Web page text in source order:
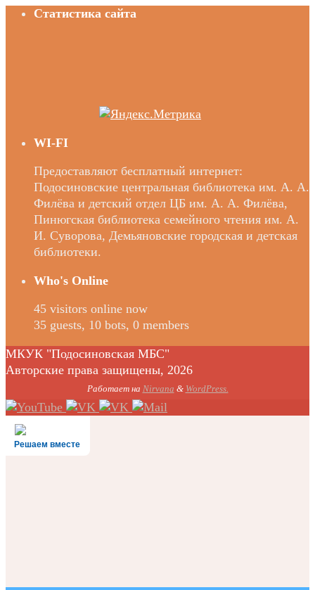
Статистика сайта
WI-FI
Предоставляют бесплатный интернет:
Подосиновские центральная библиотека им. А. А.
Филёва и детский отдел ЦБ им. А. А. Филёва,
Пинюгская библиотека семейного чтения им. А.
И. Суворова, Демьяновские городская и детская
библиотеки.
Who's Online
45 visitors online now
35 guests, 10 bots, 0 members
МКУК "Подосиновская МБС"
Авторские права защищены, 2026
Работает на Nirvana & WordPress.
Решаем вместе